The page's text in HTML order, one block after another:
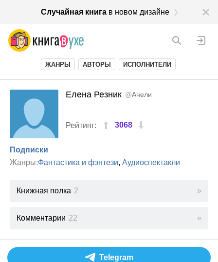
Случайная книгав новом дизайне
ЖАНРЫ АВТОРЫ ИСПОЛНИТЕЛИ
Елена Резник @Анели
Рейтинг: 3068
Подписки
Жанры:Фантастика и фэнтези, Аудиоспектакли
Книжная полка 2
Комментарии 22
Telegram